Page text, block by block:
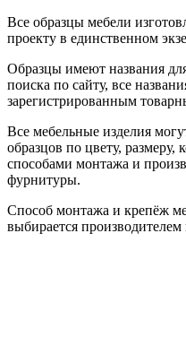
Все образцы мебели
проекту в единственном
Образцы имеют названия
поиска по сайту, все
зарегистрированным
Все мебельные изделия
образцов по цвету,
способами монтажа и
фурнитуры.
Способ монтажа и крепёж
выбирается